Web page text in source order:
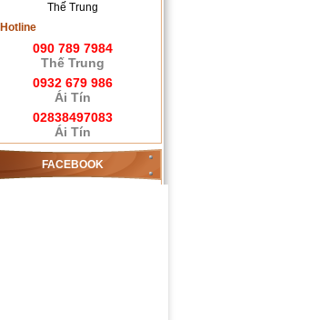
Thế Trung
Hotline
090 789 7984
Thế Trung
0932 679 986
Ái Tín
02838497083
Ái Tín
FACEBOOK